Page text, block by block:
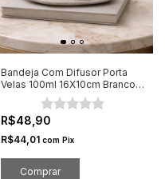
Bandeja Com Difusor Porta
Velas 100ml 16X10cm Branco e
R$48,90
R$44,01 com Pix
Comprar